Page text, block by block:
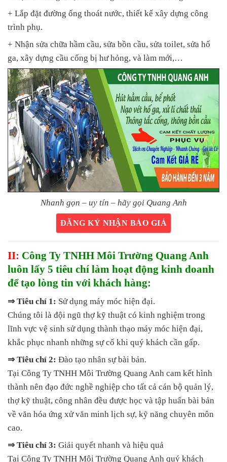
+ Lắp đặt đường ống thoát nước, thiết kế xây dựng công
trình phụ.
+ Nhận sửa chữa hầm cầu, sửa bồn cầu, sửa toilet, sửa hố
ga, xây dựng cầu cống bị hư hỏng, và làm mới,…
Nhanh gọn – uy tín – hãy gọi Quang Anh
ĐĂNG KÝ NHẬN BÁO GIÁ
II: Công Ty TNHH Môi Trường Quang Anh
luôn lấy 5 tiêu chí làm hoạt động kinh doanh
để tạo lòng tin với khách hàng:
⇒ Tiêu chí 1: Sử dụng máy móc hiện đại.
Chúng tôi là đội ngũ thợ kỹ thuật có kinh nghiệm trong
lĩnh vực vệ sinh sử dụng thành thạo máy móc hiện đại,
khắc phục nhanh những sự cố khi quý khách cần gấp.
⇒ Tiêu chí 2: Đào tạo nhân sự bài bản.
Tại Công Ty TNHH Môi Trường Quang Anh cam kết hình
thành nên đạo đức nghề nghiệp cho tất cả cán bộ quản lý,
thợ kỹ thuật, công nhân đều được học và tập huấn bài bản
về văn hóa ứng xử văn minh lịch sự, kỹ năng chuyên môn
cao.
⇒ Tiêu chí 3: Giải quyết nhanh và hiệu quả
Tại Công Ty TNHH Môi Trường Quang Anh quý khách